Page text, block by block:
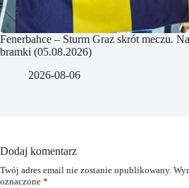
Fenerbahce – Sturm Graz skrót meczu.
bramki (05.08.2026)
2026-08-06
Dodaj komentarz
Twój adres email nie zostanie opublikowany.
oznaczone *